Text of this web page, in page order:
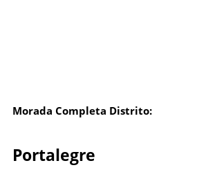
Morada Completa Distrito:
Portalegre